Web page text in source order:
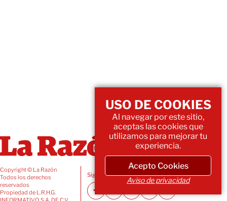
Copyright © La Razón
Todos los derechos
reservados
Propiedad de L.R.H.G.
Siguenos también en:
USO DE COOKIES
Al navegar por este sitio,
aceptas las cookies que
utilizamos para mejorar tu
experiencia.
Acepto Cookies
Aviso de privacidad